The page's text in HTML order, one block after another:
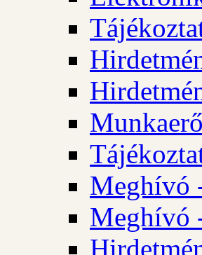
Meghívó
Meghívó